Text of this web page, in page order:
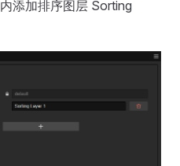
内添加排序图层 Sorting